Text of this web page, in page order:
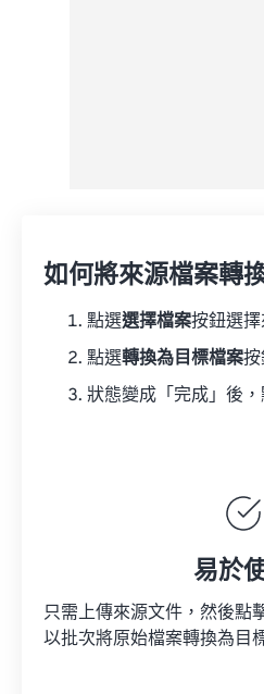
如何將來源檔案轉
點選選擇檔案按鈕選擇
點選轉換為目標檔案按
狀態變成「完成」後
易於
只需上傳來源文件，然後點
以批次將原始檔案轉換為目